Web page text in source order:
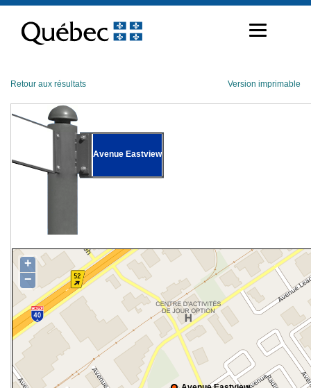
contenu
Retour aux résultats Version imprimable
Avenue Eastview
+
−